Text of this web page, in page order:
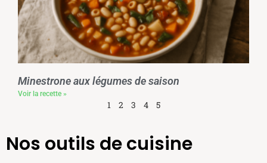
Minestrone aux légumes de saison
Voir la recette »
1 2 3 4 5
Nos outils de cuisine